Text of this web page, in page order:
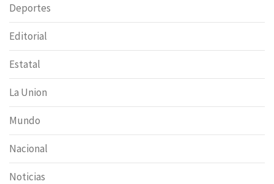
Deportes
Editorial
Estatal
La Union
Mundo
Nacional
Noticias